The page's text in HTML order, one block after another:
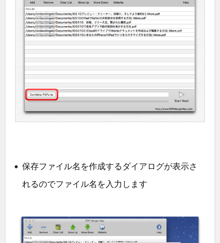
保存ファイル名を作成するダイアログが表示さ
れるのでファイル名を入力します